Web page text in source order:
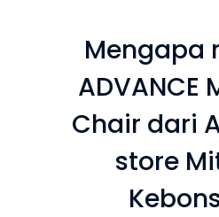
Mengapa
ADVANCE
Chair dari
store